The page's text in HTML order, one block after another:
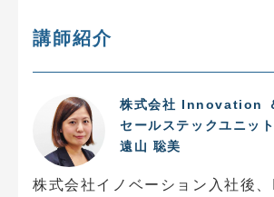
講師紹介
株式会社 Innovation
セールステックユニッ
遠山 聡美
株式会社イノベーション⼊社後